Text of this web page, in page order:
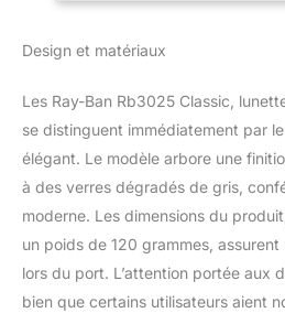
verres
de
livrée
Design et matériaux
Les Ray-Ban Rb3025 Classic,
se distinguent immédiatement par
élégant. Le modèle arbore une
à des verres dégradés de gris,
moderne. Les dimensions du
un poids de 120 grammes,
lors du port. L’attention portée aux
bien que certains utilisateurs aient